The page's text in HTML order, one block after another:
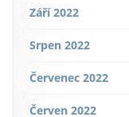
Září 2022
Srpen 2022
Červenec 2022
Červen 2022